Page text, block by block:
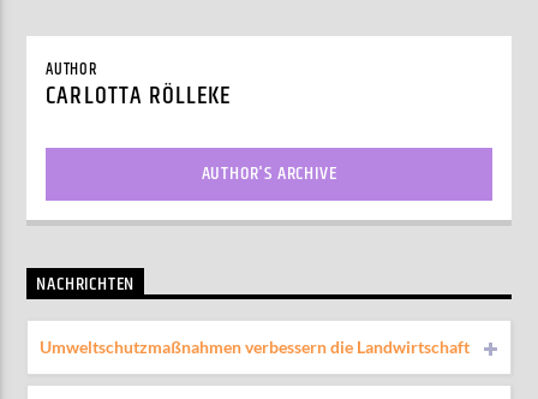
AUTHOR
CARLOTTA RÖLLEKE
AUTHOR'S ARCHIVE
NACHRICHTEN
Umweltschutzmaßnahmen verbessern die Landwirtschaft